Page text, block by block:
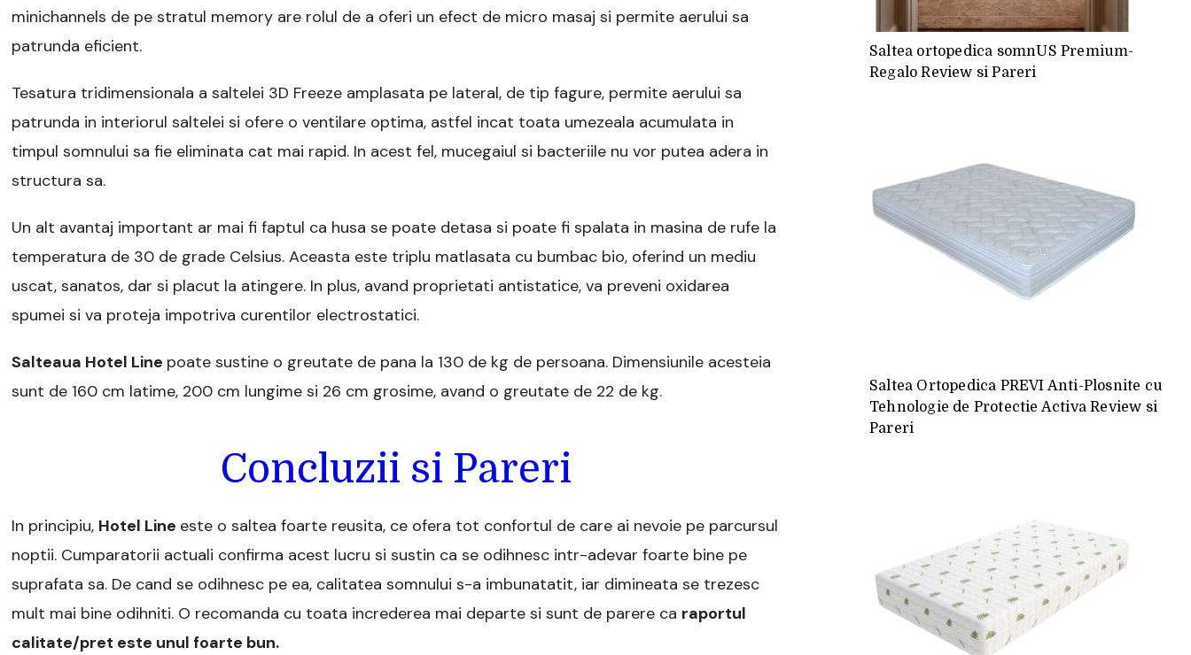
minichannels de pe stratul memory are rolul de a oferi un efect de micro masaj si permite aerului sa
patrunda eficient.
Tesatura tridimensionala a saltelei 3D Freeze amplasata pe lateral, de tip fagure, permite aerului sa
patrunda in interiorul saltelei si ofere o ventilare optima, astfel incat toata umezeala acumulata in
timpul somnului sa fie eliminata cat mai rapid. In acest fel, mucegaiul si bacteriile nu vor putea adera in
structura sa.
Un alt avantaj important ar mai fi faptul ca husa se poate detasa si poate fi spalata in masina de rufe la
temperatura de 30 de grade Celsius. Aceasta este triplu matlasata cu bumbac bio, oferind un mediu
uscat, sanatos, dar si placut la atingere. In plus, avand proprietati antistatice, va preveni oxidarea
spumei si va proteja impotriva curentilor electrostatici.
Salteaua Hotel Line poate sustine o greutate de pana la 130 de kg de persoana. Dimensiunile acesteia
sunt de 160 cm latime, 200 cm lungime si 26 cm grosime, avand o greutate de 22 de kg.
Concluzii si Pareri
In principiu, Hotel Line este o saltea foarte reusita, ce ofera tot confortul de care ai nevoie pe parcursul
noptii. Cumparatorii actuali confirma acest lucru si sustin ca se odihnesc intr-adevar foarte bine pe
suprafata sa. De cand se odihnesc pe ea, calitatea somnului s-a imbunatatit, iar dimineata se trezesc
mult mai bine odihniti. O recomanda cu toata increderea mai departe si sunt de parere ca raportul
calitate/pret este unul foarte bun.
Saltea ortopedica somnUS Premium-
Regalo Review si Pareri
Saltea Ortopedica PREVI Anti-Plosnite cu
Tehnologie de Protectie Activa Review si
Pareri